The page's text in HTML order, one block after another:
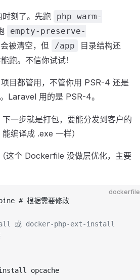
刻了。先跑
php warm-
empty-preserve-
被清空，但 /app
目录结构还
跑。不信你试试！
目都管用，不管你用 PSR-4 还是
。Laravel 用的是 PSR-4。
一步就是打包，要能分发到客户的
编译成 .exe 一样）
这个 Dockerfile 没做层优化，主要
dockerfile
# 根据需要修改
或 docker-php-ext-install
opcache